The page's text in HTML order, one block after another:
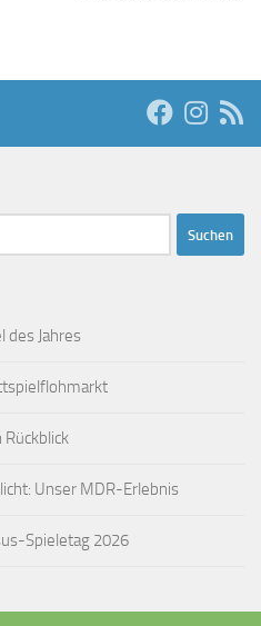
des Jahres
Unser MDR-Erlebnis
Spieletag 2026